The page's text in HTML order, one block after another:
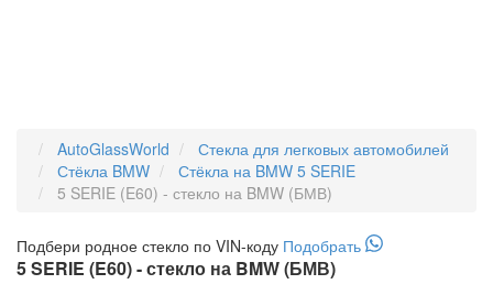
AutoGlassWorld
Стекла для легковых автомобилей
Стёкла BMW
Стёкла на BMW 5 SERIE
5 SERIE (E60) - стекло на BMW (БМВ)
Подбери родное стекло по VIN-коду Подобрать
5 SERIE (E60) - стекло на BMW (БМВ)